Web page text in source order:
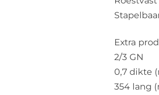
Extra
2/3 GN
0,7 dikte
354 lang